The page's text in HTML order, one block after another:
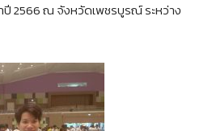
ำปี 2566 ณ จังหวัดเพชรบูรณ์ ระหว่าง